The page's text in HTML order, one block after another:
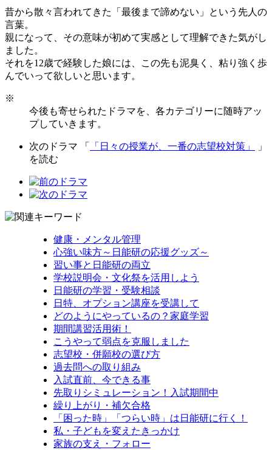
昔から散々言われてきた「最後まで諦めない」という先人の
言葉。
親になって、その意味が初めて実感として理解できた気がし
ました。
それを12歳で経験した娘には、この先も泥臭く、粘り強く歩
んでいって欲しいと思います。
※
今後も寄せられたドラマを、各カテゴリーに随時アッ
プしていきます。
次のドラマ 「 「日々の授業が、一番の志望校対策」
」
を読む
健康・メンタル管理
心強い味方～日能研の応援グッズ～
習い事と日能研の両立
学校説明会・文化祭を活用しよう
日能研の学習・受験相談
日特、オプション講座を受講して
どのようにやっているの？家庭学習
期間講習活用術！
こうやって弱点を克服しました
志望校・併願校の選び方
過去問への取り組み
入試直前、今できる事
先取りシミュレーション！入試期間中
繰り上がり・補欠合格
「困った時」「つらい時」は日能研に行く！
私・子どもを変えたきっかけ
家族の支え・フォロー